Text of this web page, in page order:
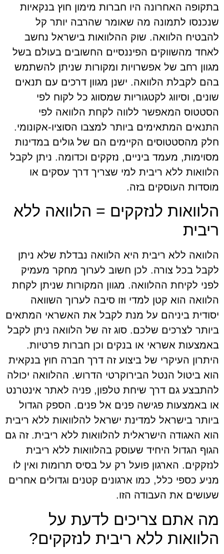
בתקופה האחרונה היו חברות מימון חוץ בנקאיות
שנכנסו לתמונה מה שאומר שהרבה יותר קל
להבטיח הלוואה. שוק ההלוואות בישראל נחשב
לאחד מהשווקים הפיננסיים החשובים בעולם בשל
מגוון רחב של אפשרויות ומקורות שניתן להשתמש
בהם לקבלת הלוואה. ישנן מגוון דרכים עם תנאים
שונים, וסיווג לקטגוריות שמסווג כל לקוח לפי
הסטטוס המאפשר ללווה לקחת הלוואה לפי
התנאים המתאימים ביותר למצבו הסוציו-אקונומי.
חלק מהסטטוסים הקיימים הם של גולים במדינות
מסוימות, מעמד ביניים, נזקקים וכדומה. ניתן לקבל
הלוואות ללא ריבית למי שצריך דרך עסקים או
מוסדות העוסקים בזה.
הלוואות לנזקקים = הלוואה ללא
ריבית
הלוואה ללא ריבית היא הלוואה נבדלת שלא ניתן
לקבל בכל צורה. לכן חשוב לערוך מחקר מעמיק
לפני לקיחת ההלוואה. מגוון המקורות שניתן לקחת
הלוואה הוא קטן למדי וזו סיבה לערוך השוואה
יסודית ביניהם על מנת לקבל את האשראי המתאים
ביותר לצרכים שלכם. סוג זה של הלוואה ניתן לקבל
באמצעות אשראי או בנקים וכן חברות פרטיות.
היתרון העיקרי של ביצוע זה דרך חברה חוץ בנקאית
הוא ביטול הנטל הבירוקרטי הדרוש. ההלוואה יכולה
להתבצע גם דרך שיחת טלפון, פניה לאתר אינטרנט
או באמצעות פגישה פנים אל פנים. הספק הגדול
ביותר בישראל למדינת ישראל להלוואות ללא ריבית
הוא האגודה הישראלית להלוואות ללא ריבית. זה גם
הגוף הגדול היחיד שעוסק בהלוואות ללא ריבית
לנזקקים. הארגון פועל רק על בסיס תרומות ואין לו
מניע כספי כלל, כמו ארגונים קטנים וגדולים אחרים
שעושים את העבודה הזו.
מה אתם צריכים לדעת על
הלוואות ללא ריבית לנזקקים?